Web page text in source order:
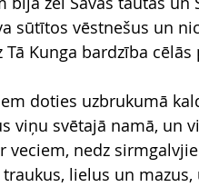
sūtītos vēstnešus un
Kunga bardzība
doties uzbrukumā
viņu svētajā namā, un
veciem, nedz
lielus un